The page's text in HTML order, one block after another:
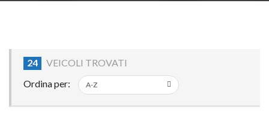
24
VEICOLI TROVATI
Ordina per: